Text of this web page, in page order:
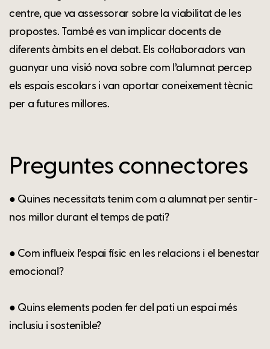
centre, que va assessorar sobre la viabilitat de les
propostes. També es van implicar docents de
diferents àmbits en el debat. Els col·laboradors van
guanyar una visió nova sobre com l’alumnat percep
els espais escolars i van aportar coneixement tècnic
per a futures millores.
Preguntes connectores
● Quines necessitats tenim com a alumnat per sentir-
nos millor durant el temps de pati?
● Com influeix l’espai físic en les relacions i el benestar
emocional?
● Quins elements poden fer del pati un espai més
inclusiu i sostenible?